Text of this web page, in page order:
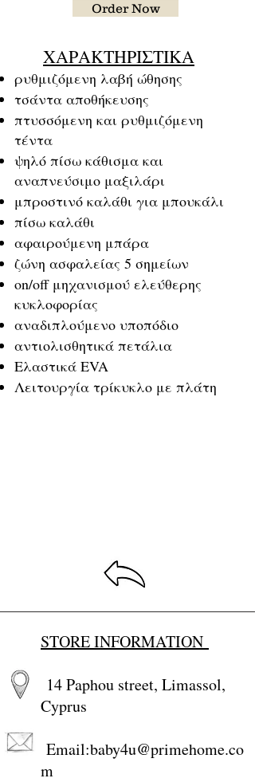
Order Now
ΧΑΡΑΚΤΗΡΙΣΤΙΚΑ
ρυθμιζόμενη λαβή ώθησης
τσάντα αποθήκευσης
πτυσσόμενη και ρυθμιζόμενη
τέντα
ψηλό πίσω κάθισμα και
αναπνεύσιμο μαξιλάρι
μπροστινό καλάθι για μπουκάλι
πίσω καλάθι
αφαιρούμενη μπάρα
ζώνη ασφαλείας 5 σημείων
on/off μηχανισμού ελεύθερης
κυκλοφορίας
αναδιπλούμενο υποπόδιο
αντιολισθητικά πετάλια
Ελαστικά EVA
Λειτουργία τρίκυκλο με πλάτη
STORE INFORMATION
14 Paphou street, Limassol,
Cyprus
Email:baby4u@primehome.co
m